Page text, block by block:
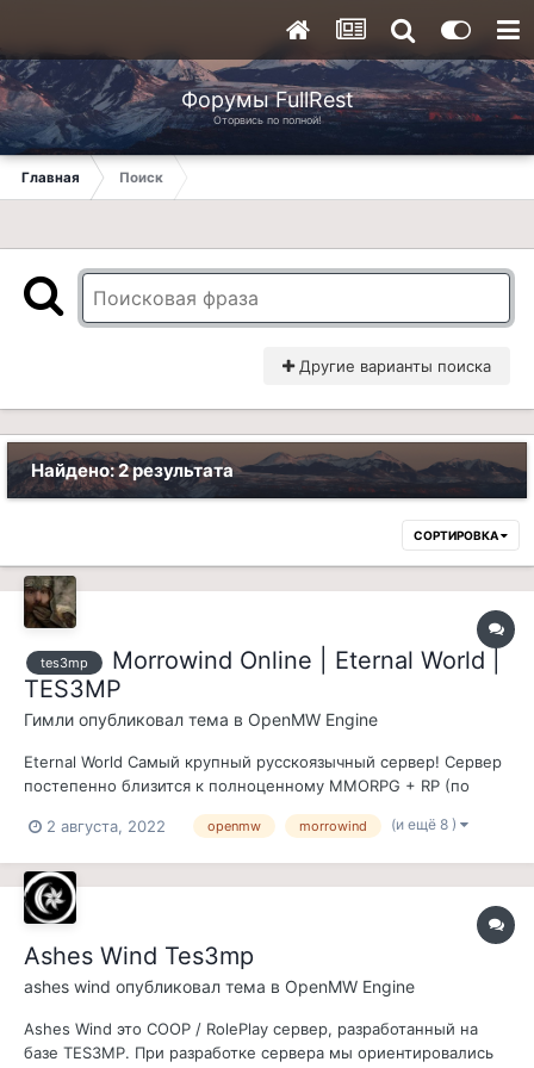
Форумы FullRest
Оторвись по полной!
Главная Поиск
Другие варианты поиска
Найдено: 2 результата
СОРТИРОВКА
tes3mp
Morrowind Online | Eternal World |
TES3MP
Гимли опубликовал тема в OpenMW Engine
Eternal World Самый крупный русскоязычный сервер! Сервер
постепенно близится к полноценному MMORPG + RP (по
дополнения - Bloodmoon и Tribunal. 2. Мод Tamriel Rebuilt —
материковый Мор...
2 августа, 2022 openmw morrowind (и ещё 8 )
Ashes Wind Tes3mp
ashes wind опубликовал тема в OpenMW Engine
Ashes Wind это COOP / RolePlay сервер, разработанный на
базе TES3MP. При разработке сервера мы ориентировались